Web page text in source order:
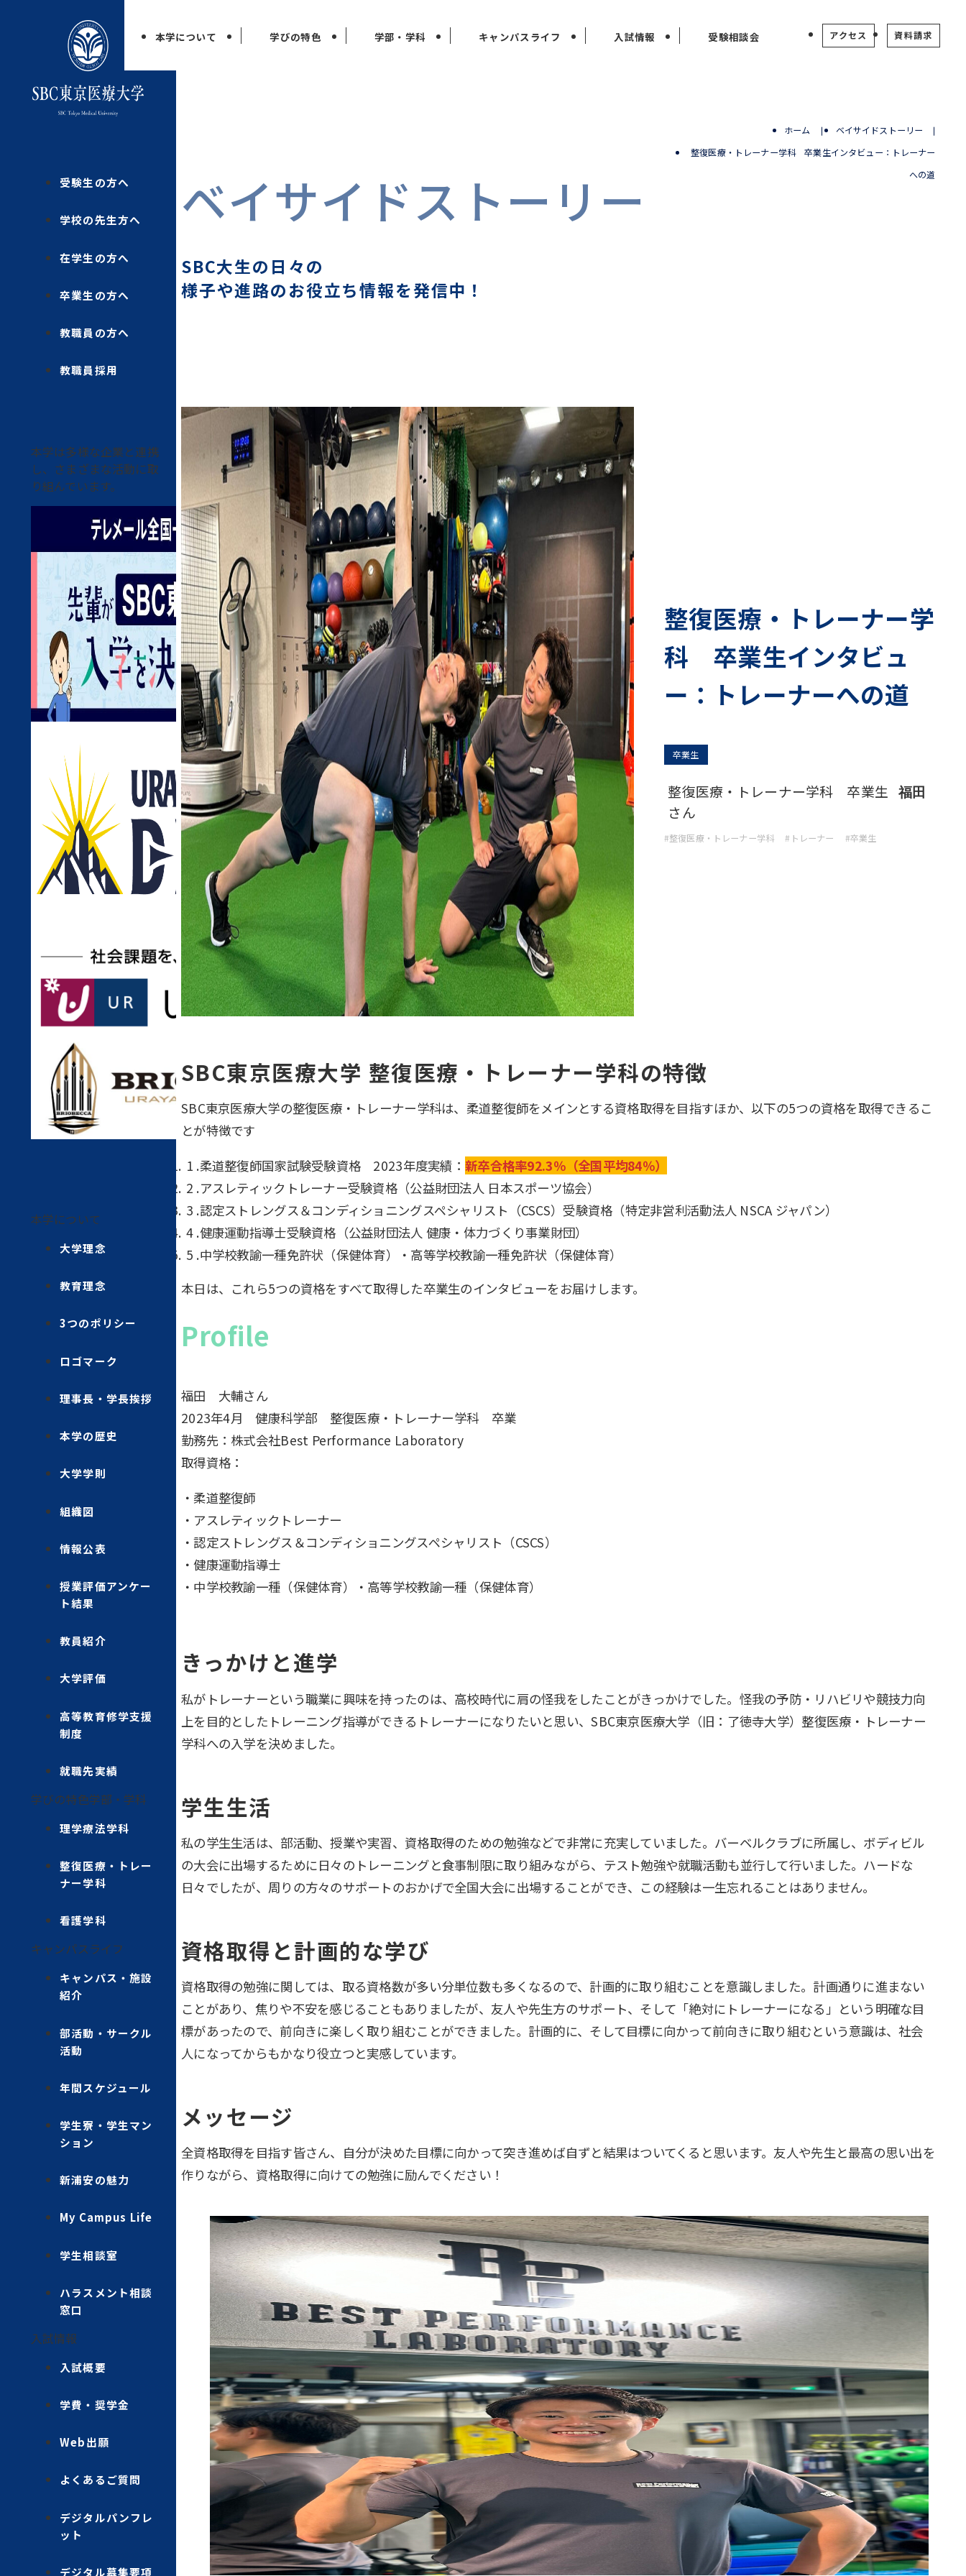
受験生の方へ
学校の先生方へ
在学生の方へ
卒業生の方へ
教職員の方へ
教職員採用
本学は多様な企業と連携
し、さまざまな活動に取
り組んでいます。
本学について
大学理念
教育理念
3つのポリシー
ロゴマーク
理事長・学長挨拶
本学の歴史
大学学則
組織図
情報公表
授業評価アンケー
ト結果
教員紹介
大学評価
高等教育修学支援
制度
就職先実績
学びの特色学部・学科
理学療法学科
整復医療・トレー
ナー学科
看護学科
キャンパスライフ
キャンパス・施設
紹介
部活動・サークル
活動
年間スケジュール
学生寮・学生マン
ション
新浦安の魅力
My Campus Life
学生相談室
ハラスメント相談
窓口
入試情報
入試概要
学費・奨学金
Web出願
よくあるご質問
デジタルパンフレ
ット
デジタル募集要項
本学について 学びの特色 学部・学科 キャンパスライフ 入試情報 受験相談会 アクセス 資料請求
ベイサイドストーリー
SBC大生の日々の
様子や進路のお役立ち情報を発信中！
ホーム
ベイサイドストーリー
整復医療・トレーナー学科 卒業生インタビュー：トレーナー
への道
整復医療・トレーナー学
科 卒業生インタビュ
ー：トレーナーへの道
卒業生
整復医療・トレーナー学科 卒業生 福田
さん
#整復医療・トレーナー学科#トレーナー #卒業生
SBC東京医療大学 整復医療・トレーナー学科の特徴
SBC東京医療大学の整復医療・トレーナー学科は、柔道整復師をメインとする資格取得を目指すほか、以下の5つの資格を取得できるこ
とが特徴です
柔道整復師国家試験受験資格 2023年度実績： 新卒合格率92.3％（全国平均84％）
アスレティックトレーナー受験資格（公益財団法人 日本スポーツ協会）
認定ストレングス＆コンディショニングスペシャリスト（CSCS）受験資格（特定非営利活動法人 NSCA ジャパン）
健康運動指導士受験資格（公益財団法人 健康・体力づくり事業財団）
中学校教諭一種免許状（保健体育）・高等学校教諭一種免許状（保健体育）
本日は、これら5つの資格をすべて取得した卒業生のインタビューをお届けします。
Profile
福田 大輔さん
2023年4月 健康科学部 整復医療・トレーナー学科 卒業
勤務先：株式会社Best Performance Laboratory
取得資格：
・柔道整復師
・アスレティックトレーナー
・認定ストレングス＆コンディショニングスペシャリスト（CSCS）
・健康運動指導士
・中学校教諭一種（保健体育）・高等学校教諭一種（保健体育）
きっかけと進学
私がトレーナーという職業に興味を持ったのは、高校時代に肩の怪我をしたことがきっかけでした。怪我の予防・リハビリや競技力向
上を目的としたトレーニング指導ができるトレーナーになりたいと思い、SBC東京医療大学（旧：了徳寺大学）整復医療・トレーナー
学科への入学を決めました。
学生生活
私の学生生活は、部活動、授業や実習、資格取得のための勉強などで非常に充実していました。バーベルクラブに所属し、ボディビル
の大会に出場するために日々のトレーニングと食事制限に取り組みながら、テスト勉強や就職活動も並行して行いました。ハードな
日々でしたが、周りの方々のサポートのおかげで全国大会に出場することができ、この経験は一生忘れることはありません。
資格取得と計画的な学び
資格取得の勉強に関しては、取る資格数が多い分単位数も多くなるので、計画的に取り組むことを意識しました。計画通りに進まない
ことがあり、焦りや不安を感じることもありましたが、友人や先生方のサポート、そして「絶対にトレーナーになる」という明確な目
標があったので、前向きに楽しく取り組むことができました。計画的に、そして目標に向かって前向きに取り組むという意識は、社会
人になってからもかなり役立つと実感しています。
メッセージ
全資格取得を目指す皆さん、自分が決めた目標に向かって突き進めば自ずと結果はついてくると思います。友人や先生と最高の思い出を
作りながら、資格取得に向けての勉強に励んでください！